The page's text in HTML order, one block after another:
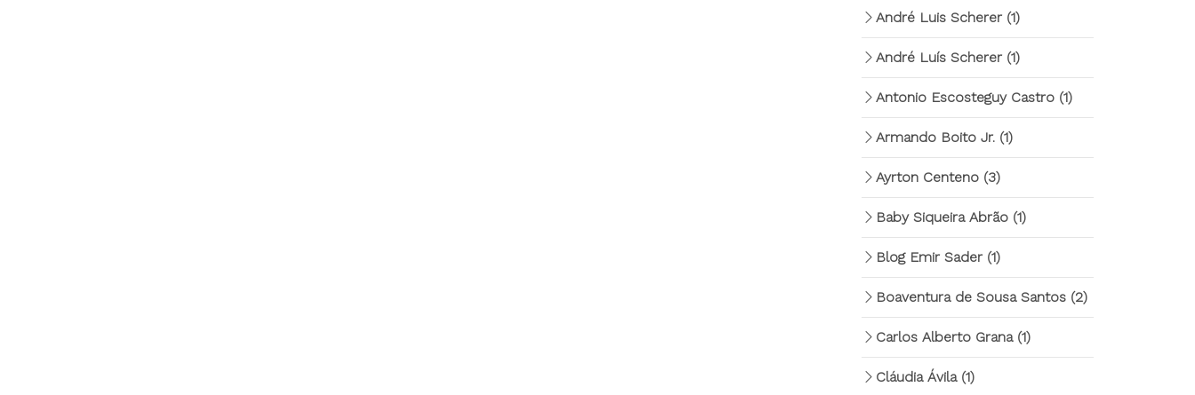
André Luis Scherer (1)
André Luís Scherer (1)
Antonio Escosteguy Castro (1)
Armando Boito Jr. (1)
Ayrton Centeno (3)
Baby Siqueira Abrão (1)
Blog Emir Sader (1)
Boaventura de Sousa Santos (2)
Carlos Alberto Grana (1)
Cláudia Ávila (1)